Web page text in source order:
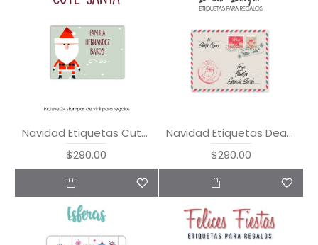
Navidad Etiquetas Cute Santa
$290.00
Navidad Etiquetas Dear Santa
$290.00